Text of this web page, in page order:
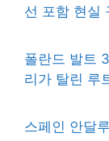
선 포함 현실
폴란드 발트
리가 탈린 루
스페인 안달